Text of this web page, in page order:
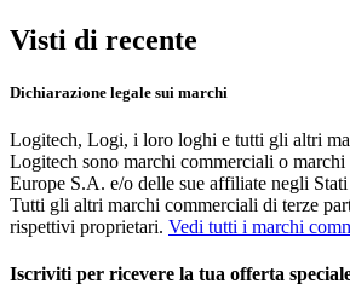
Visti di recente
Dichiarazione legale sui marchi
Logitech, Logi, i loro loghi e tutti gli altri
Logitech sono marchi commerciali o
Europe S.A. e/o delle sue affiliate negli
Tutti gli altri marchi commerciali di terze
rispettivi proprietari. Vedi tutti i marchi
Iscriviti per ricevere la tua offerta